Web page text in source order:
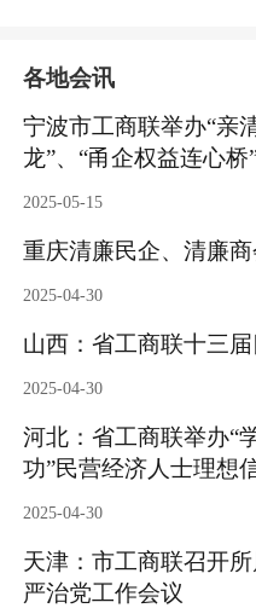
各地会讯
宁波市工商联举办“亲
龙”、“甬企权益连心桥
2025-05-15
重庆清廉民企、清廉
2025-04-30
山西：省工商联十三
2025-04-30
河北：省工商联举办“
功”民营经济人士理想
2025-04-30
天津：市工商联召开
严治党工作会议